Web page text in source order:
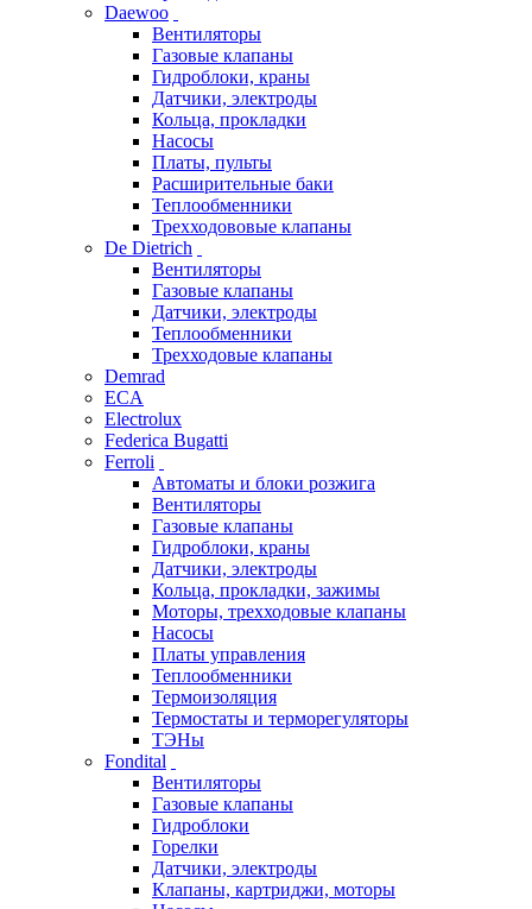
Daewoo
Вентиляторы
Газовые клапаны
Гидроблоки, краны
Датчики, электроды
Кольца, прокладки
Насосы
Платы, пульты
Расширительные баки
Теплообменники
Трехходововые клапаны
De Dietrich
Вентиляторы
Газовые клапаны
Датчики, электроды
Теплообменники
Трехходовые клапаны
Demrad
ECA
Electrolux
Federica Bugatti
Ferroli
Автоматы и блоки розжига
Вентиляторы
Газовые клапаны
Гидроблоки, краны
Датчики, электроды
Кольца, прокладки, зажимы
Моторы, трехходовые клапаны
Насосы
Платы управления
Теплообменники
Термоизоляция
Термостаты и терморегуляторы
ТЭНы
Fondital
Вентиляторы
Газовые клапаны
Гидроблоки
Горелки
Датчики, электроды
Клапаны, картриджи, моторы